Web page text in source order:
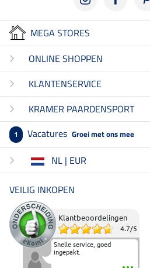
MEGA STORES
ONLINE SHOPPEN
KLANTENSERVICE
KRAMER PAARDENSPORT
1 Vacatures Groei met ons mee
NL | EUR
VEILIG INKOPEN
Klantbeoordelingen
4.7/5
Snelle service, goed
ingepakt.